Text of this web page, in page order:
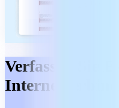
Verfassen Sie